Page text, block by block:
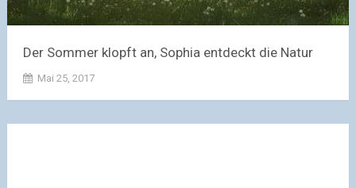
Der Sommer klopft an, Sophia entdeckt die Natur
Mai 25, 2017